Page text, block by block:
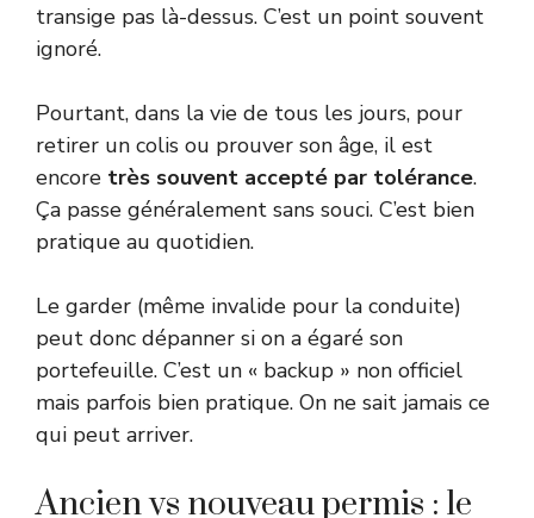
transige pas là-dessus. C’est un point souvent
ignoré.
Pourtant, dans la vie de tous les jours, pour
retirer un colis ou prouver son âge, il est
encore très souvent accepté par tolérance.
Ça passe généralement sans souci. C’est bien
pratique au quotidien.
Le garder (même invalide pour la conduite)
peut donc dépanner si on a égaré son
portefeuille. C’est un « backup » non officiel
mais parfois bien pratique. On ne sait jamais ce
qui peut arriver.
Ancien vs nouveau permis : le